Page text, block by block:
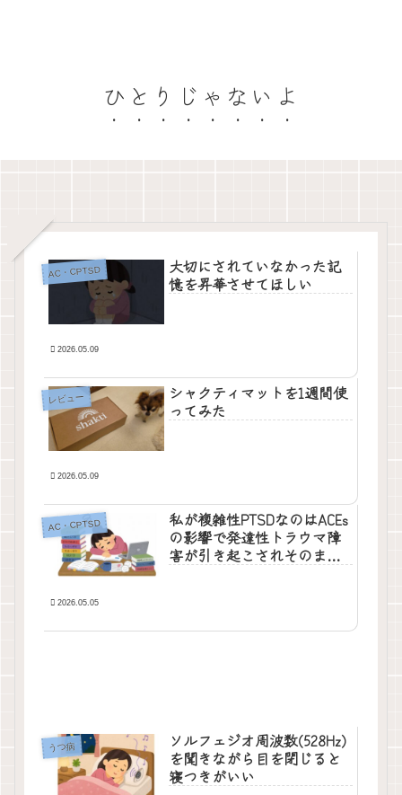
ひとりじゃないよ
AC・CPTSD
大切にされていなかった記
憶を昇華させてほしい
2026.05.09
レビュー
シャクティマットを1週間使
ってみた
2026.05.09
AC・CPTSD
私が複雑性PTSDなのはACEs
の影響で発達性トラウマ障
害が引き起こされそのまま
2026.05.05
うつ病
ソルフェジオ周波数(528Hz)
を聞きながら目を閉じると
寝つきがいい